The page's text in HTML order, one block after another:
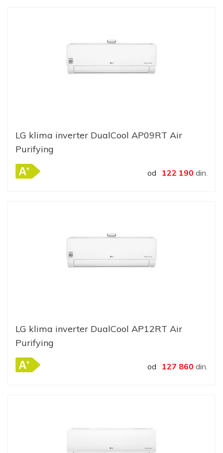
LG klima inverter DualCool AP09RT Air
Purifying
od 122 190 din.
LG klima inverter DualCool AP12RT Air
Purifying
od 127 860 din.